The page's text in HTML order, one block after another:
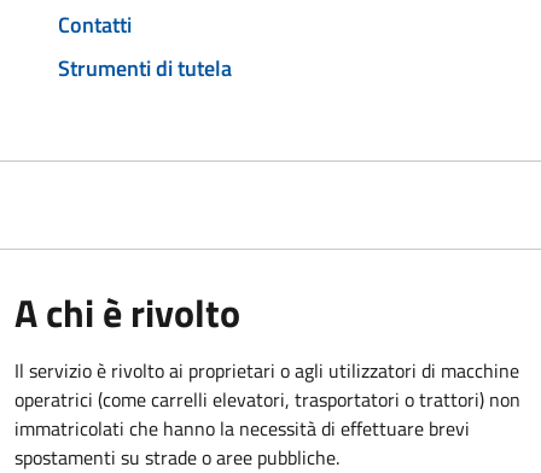
Contatti
Strumenti di tutela
A chi è rivolto
Il servizio è rivolto ai proprietari o agli utilizzatori di macchine
operatrici (come carrelli elevatori, trasportatori o trattori) non
immatricolati che hanno la necessità di effettuare brevi
spostamenti su strade o aree pubbliche.